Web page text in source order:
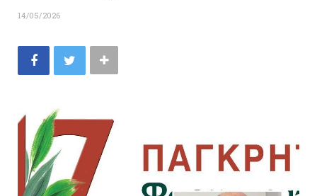
14/05/2026